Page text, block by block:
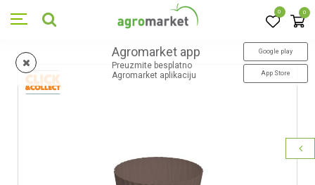
0 0
Agromarket app
Preuzmite besplatno
Agromarket aplikaciju
Google play
App Store